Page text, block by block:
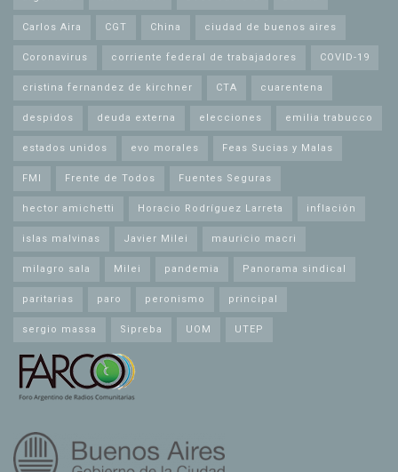
Carlos Aira CGT China ciudad de buenos aires
Coronavirus corriente federal de trabajadores COVID-19
cristina fernandez de kirchner CTA cuarentena
despidos deuda externa elecciones emilia trabucco
estados unidos evo morales Feas Sucias y Malas
FMI Frente de Todos Fuentes Seguras
hector amichetti Horacio Rodríguez Larreta inflación
islas malvinas Javier Milei mauricio macri
milagro sala Milei pandemia Panorama sindical
paritarias paro peronismo principal
sergio massa Sipreba UOM UTEP